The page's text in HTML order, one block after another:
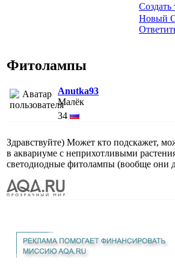
Создать
Новый
Фитолампы
Anutka93
Малёк
34
Здравствуйте) Может кто подскажет,
в аквариуме с неприхотливыми
светодиодные фитолампы (вообще они